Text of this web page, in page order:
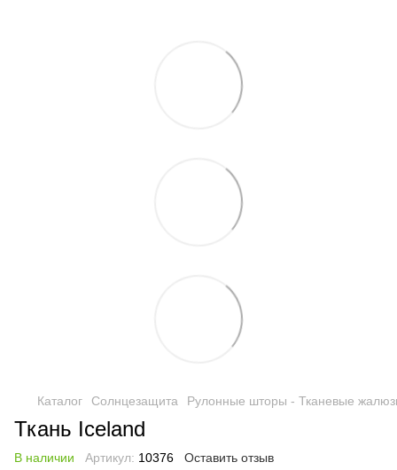
Каталог Солнцезащита Рулонные шторы - Тканевые
Ткань Iceland
В наличии Артикул: 10376 Оставить отзыв